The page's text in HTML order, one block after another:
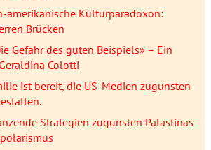
amerikanische Kulturparadoxon:
Brücken
Gefahr des guten Beispiels» – Ein
Colotti
ist bereit, die US-Medien zugunsten
Strategien zugunsten Palästinas